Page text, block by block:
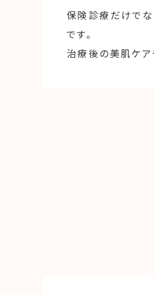
保険診療だけで
です。
治療後の美肌ケア